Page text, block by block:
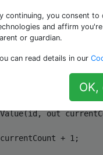
um einen Wert in
nicht
int>
out
+
1 ;
continuing, you consent
and affirm
or guardian.
can read details in our